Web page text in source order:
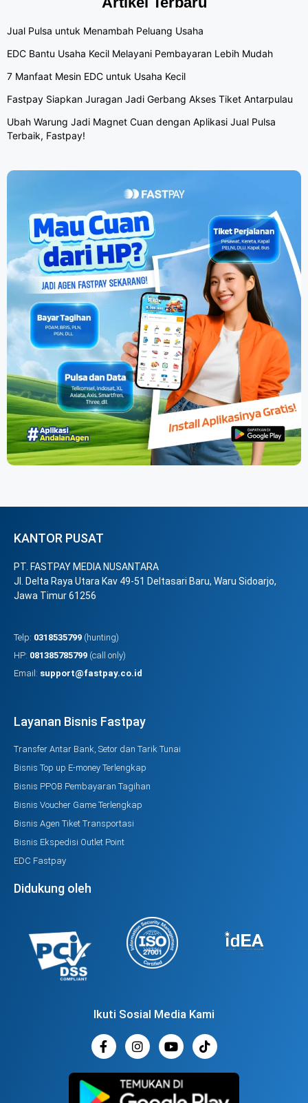
Jual Pulsa untuk Menambah Peluang Usaha
EDC Bantu Usaha Kecil Melayani Pembayaran Lebih Mudah
7 Manfaat Mesin EDC untuk Usaha Kecil
Fastpay Siapkan Juragan Jadi Gerbang Akses Tiket Antarpulau
Ubah Warung Jadi Magnet Cuan dengan Aplikasi Jual Pulsa
Terbaik, Fastpay!
KANTOR PUSAT
PT. FASTPAY MEDIA NUSANTARA
Jl. Delta Raya Utara Kav 49-51 Deltasari Baru, Waru Sidoarjo,
Jawa Timur 61256
Telp: 0318535799 (hunting)
HP: 081385785799 (call only)
Email: support@fastpay.co.id
Layanan Bisnis Fastpay
Transfer Antar Bank, Setor dan Tarik Tunai
Bisnis Top up E-money Terlengkap
Bisnis PPOB Pembayaran Tagihan
Bisnis Voucher Game Terlengkap
Bisnis Agen Tiket Transportasi
Bisnis Ekspedisi Outlet Point
EDC Fastpay
Didukung oleh
Ikuti Sosial Media Kami